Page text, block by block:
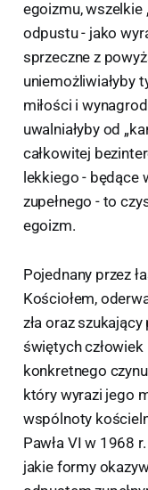
egoizmu, wszelkie
odpustu - jako
sprzeczne z
uniemożliwiałyby
miłości i
uwalniałyby od
całkowitej
lekkiego - będące
zupełnego - to
egoizm.
Pojednany przez
Kościołem,
zła oraz
świętych
konkretnego
który wyrazi jego
wspólnoty
Pawła VI w 1968
jakie formy